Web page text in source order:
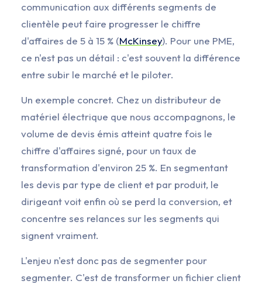
communication aux différents segments de
clientèle peut faire progresser le chiffre
d'affaires de 5 à 15 % (McKinsey). Pour une PME,
ce n'est pas un détail : c'est souvent la différence
entre subir le marché et le piloter.
Un exemple concret. Chez un distributeur de
matériel électrique que nous accompagnons, le
volume de devis émis atteint quatre fois le
chiffre d'affaires signé, pour un taux de
transformation d'environ 25 %. En segmentant
les devis par type de client et par produit, le
dirigeant voit enfin où se perd la conversion, et
concentre ses relances sur les segments qui
signent vraiment.
L'enjeu n'est donc pas de segmenter pour
segmenter. C'est de transformer un fichier client